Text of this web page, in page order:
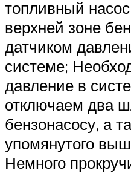
топливный
верхней зоне
датчиком
системе;
давление в
отключаем два
бензонасосу, а
упомянутого
Немного